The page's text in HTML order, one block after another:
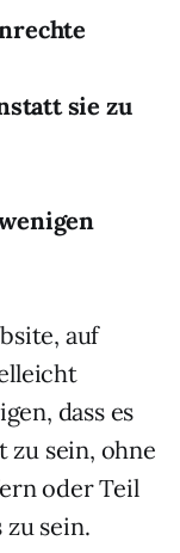
sie zu
auf
dass es
zu sein, ohne
oder Teil
sein.